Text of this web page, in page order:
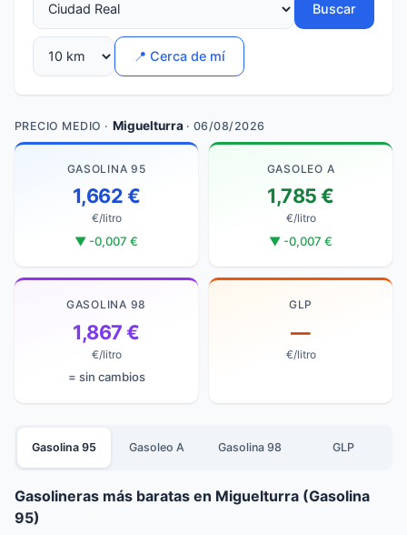
Buscar
📍 Cerca de mí
PRECIO MEDIO · Miguelturra · 06/08/2026
GASOLINA 95
1,662 €
€/litro
▼ -0,007 €
GASOLEO A
1,785 €
€/litro
▼ -0,007 €
GASOLINA 98
1,867 €
€/litro
= sin cambios
GLP
—
€/litro
Gasolina 95 Gasoleo A Gasolina 98 GLP
Gasolineras más baratas en Miguelturra (Gasolina
95)